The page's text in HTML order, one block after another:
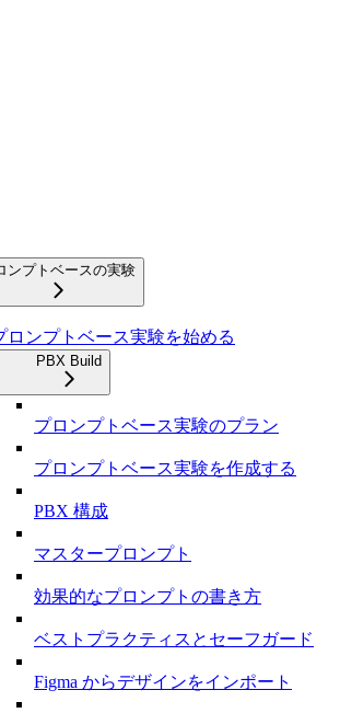
ンプトベースの実験
ロンプトベース実験を始める
PBX Build
プロンプトベース実験のプラン
プロンプトベース実験を作成する
PBX 構成
マスタープロンプト
効果的なプロンプトの書き方
ベストプラクティスとセーフガード
Figma からデザインをインポート